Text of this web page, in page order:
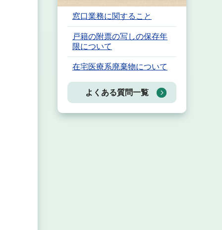
窓口業務に関すること
戸籍の附票の写しの保存年
限について
在宅医療系廃棄物について
よくある質問一覧